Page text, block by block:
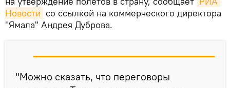
Новости со ссылкой на коммерческого директора
"Ямала" Андрея Дуброва.
"Можно сказать, что переговоры